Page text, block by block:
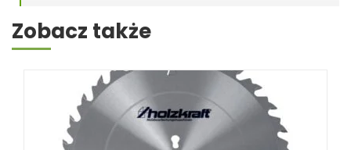
STRUGARKI DO DREWNA
STOJAKI HOLZSTAR
SZLIFIERKI DO DREWNA, DŁUGOTAŚMOWE, SZEROKOTAŚMOWE,
KRAWĘDZIOWE
TOKARKI DO DREWNA
Zobacz także